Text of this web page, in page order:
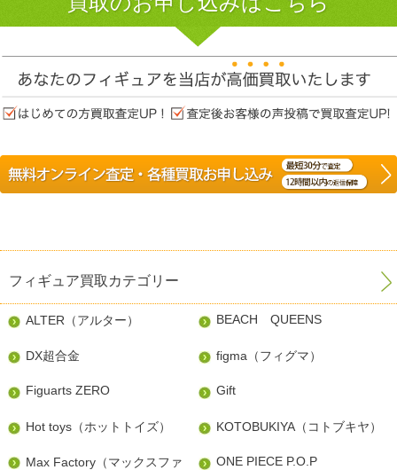
フィギュア買取カテゴリー
ALTER（アルター） BEACH QUEENS
DX超合金 figma（フィグマ）
Figuarts ZERO Gift
Hot toys（ホットトイズ） KOTOBUKIYA（コトブキヤ）
Max Factory（マックスファ
ONE PIECE P.O.P